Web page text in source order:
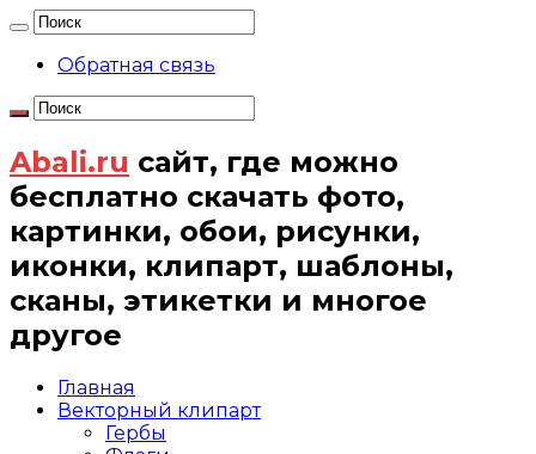
Обратная связь
Abali.ru сайт, где можно
бесплатно скачать фото,
картинки, обои, рисунки,
иконки, клипарт, шаблоны,
сканы, этикетки и многое
другое
Главная
Векторный клипарт
Гербы